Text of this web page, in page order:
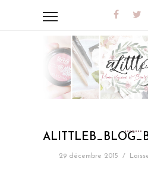
29 décembre 2015 /